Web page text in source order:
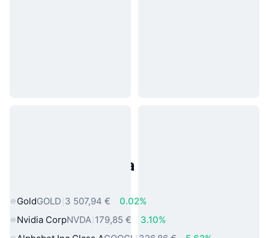
Populárne aktíva z reálneho
GoldGOLD 3 507,94 €
0.02%
Nvidia CorpNVDA 179,85 €
3.10%